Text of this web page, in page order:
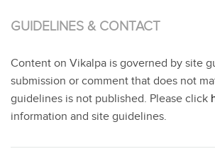
GUIDELINES & CONTACT
Content on Vikalpa is governed by site
submission or comment that does not
guidelines is not published. Please click
information and site guidelines.